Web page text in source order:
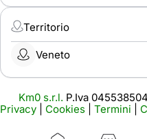
Territorio
Veneto
Km0 s.r.l. P.Iva
Privacy
Cookies Termini